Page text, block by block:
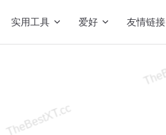
实用工具 爱好 友情链接